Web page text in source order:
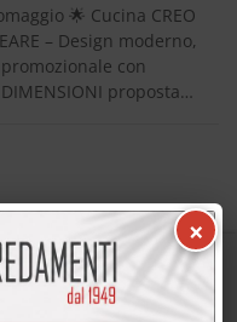
🌟 Cucina CREO
– Design moderno,
con
proposta…
×